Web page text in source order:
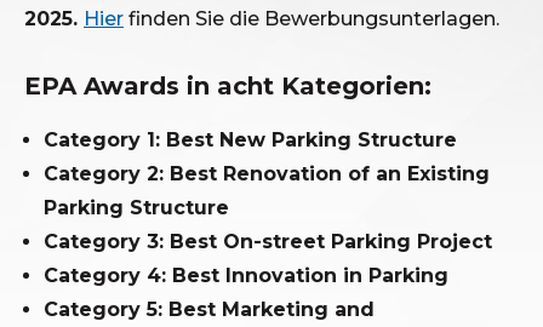
2025. Hier finden Sie die Bewerbungsunterlagen.
EPA Awards in acht Kategorien:
Category 1: Best New Parking Structure
Category 2: Best Renovation of an Existing
Parking Structure
Category 3: Best On-street Parking Project
Category 4: Best Innovation in Parking
Category 5: Best Marketing and